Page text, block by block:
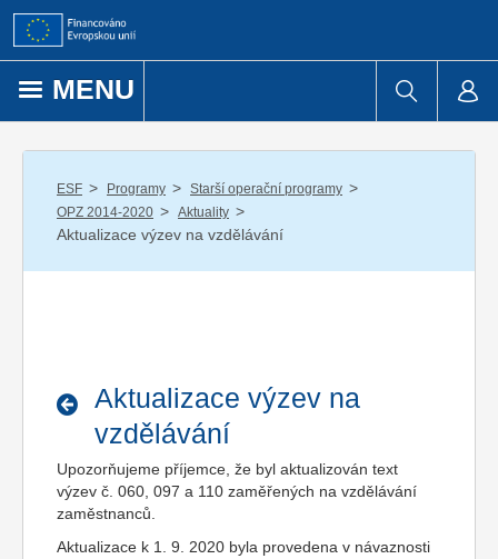
Přejít k obsahu
MENU
ESF / Programy / Starší operační programy /
OPZ 2014-2020 / Aktuality /
Aktualizace výzev na vzdělávání
Aktualizace výzev na
vzdělávání
Upozorňujeme příjemce, že byl aktualizován text
výzev č. 060, 097 a 110 zaměřených na vzdělávání
zaměstnanců.
Aktualizace k 1. 9. 2020 byla provedena v návaznosti